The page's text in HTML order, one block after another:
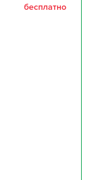
бесплатно